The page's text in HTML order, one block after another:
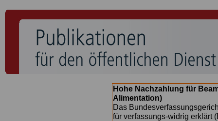
Hohe Nachzahlung für
Alimentation)
Das
für verfassungs-widrig erklärt